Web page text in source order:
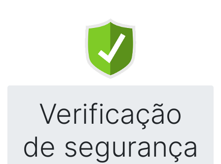
Verificação
de segurança